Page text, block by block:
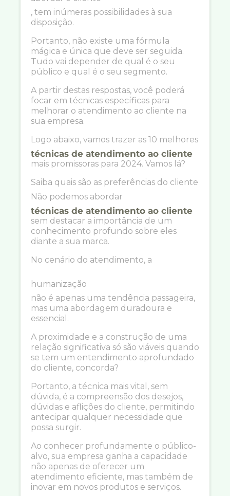
, tem inúmeras possibilidades à sua
disposição.
Portanto, não existe uma fórmula
mágica e única que deve ser seguida.
Tudo vai depender de qual é o seu
público e qual é o seu segmento.
A partir destas respostas, você poderá
focar em técnicas específicas para
melhorar o atendimento ao cliente na
sua empresa.
Logo abaixo, vamos trazer as 10 melhores
técnicas de atendimento ao cliente
mais promissoras para 2024. Vamos lá?
Saiba quais são as preferências do cliente
Não podemos abordar
técnicas de atendimento ao cliente
sem destacar a importância de um
conhecimento profundo sobre eles
diante a sua marca.
No cenário do atendimento, a
humanização
não é apenas uma tendência passageira,
mas uma abordagem duradoura e
essencial.
A proximidade e a construção de uma
relação significativa só são viáveis quando
se tem um entendimento aprofundado
do cliente, concorda?
Portanto, a técnica mais vital, sem
dúvida, é a compreensão dos desejos,
dúvidas e aflições do cliente, permitindo
antecipar qualquer necessidade que
possa surgir.
Ao conhecer profundamente o público-
alvo, sua empresa ganha a capacidade
não apenas de oferecer um
atendimento eficiente, mas também de
inovar em novos produtos e serviços.